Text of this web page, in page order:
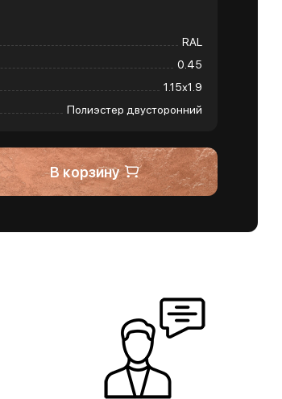
RAL
0.45
1.15х1.9
Полиэстер двусторонний
В корзину